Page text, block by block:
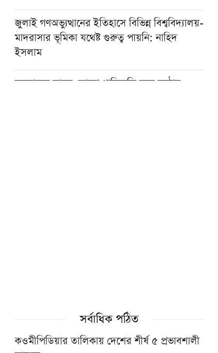
জুলাই গণঅভ্যুত্থানের ইতিহাসে বিভিন্ন বিশ্ববিদ্যালয়-
মাদরাসার ভূমিকা যথেষ্ট গুরুত্ব পায়নি: নাহিদ
ইসলাম
সরকারের কাজে কোনো গাফিলতি হলে কঠোর
‘ঈমান-আকিদা রক্ষায় দেশের আলেমরা এক ছাতার
নিচে জড়ো হবেন ১৫ আগস্ট’
সর্বাধিক পঠিত
কওমীপিডিয়ার তালিকায় দেশের শীর্ষ ৫ প্রভাবশালী